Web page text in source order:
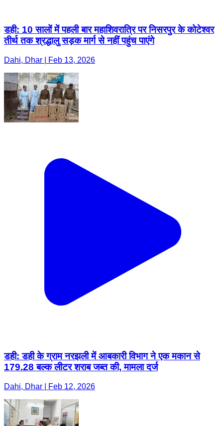
डही: 10 सालों में पहली बार महाशिवरात्रि पर निसरपुर के कोटेश्वर
तीर्थ तक श्रद्धालु सड़क मार्ग से नहीं पहुंच पाएंगे
Dahi, Dhar | Feb 13, 2026
डही: डही के ग्राम नरझली में आबकारी विभाग ने एक मकान से
179.28 बल्क लीटर शराब जब्त की, मामला दर्ज
Dahi, Dhar | Feb 12, 2026